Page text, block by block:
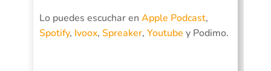
Lo puedes escuchar en Apple Podcast,
Spotify, Ivoox, Spreaker, Youtube y Podimo.